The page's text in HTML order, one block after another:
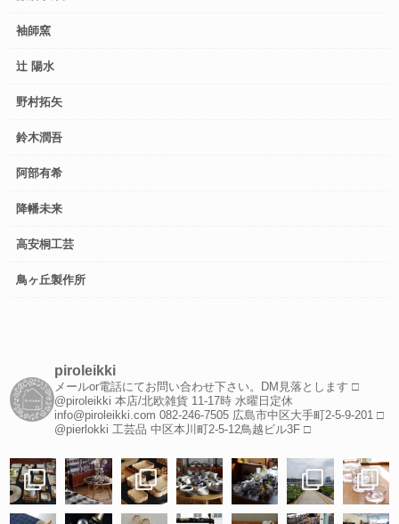
袖師窯
辻 陽水
野村拓矢
鈴木潤吾
阿部有希
降幡未来
高安桐工芸
鳥ヶ丘製作所
piroleikki
メールor電話にてお問い合わせ下さい。DM見落とします □
@piroleikki 本店/北欧雑貨 11-17時 水曜日定休
info@piroleikki.com 082-246-7505 広島市中区大手町2-5-9-201 □
@pierlokki 工芸品 中区本川町2-5-12鳥越ビル3F □